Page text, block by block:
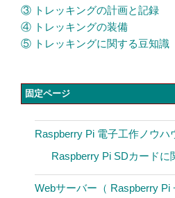
③ トレッキングの計画と記録
④ トレッキングの装備
⑤ トレッキングに関する豆知識
固定ページ
Raspberry Pi 電子工作ノウハ
Raspberry Pi SDカードに
Webサーバー（ Raspberry Pi